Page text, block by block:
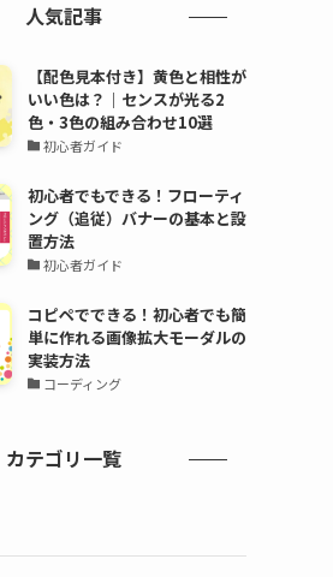
人気記事
【配色見本付き】黄色と相性が
いい色は？｜センスが光る2
色・3色の組み合わせ10選
初心者ガイド
初心者でもできる！フローティ
ング（追従）バナーの基本と設
置方法
初心者ガイド
コピペでできる！初心者でも簡
単に作れる画像拡大モーダルの
実装方法
コーディング
カテゴリ一覧